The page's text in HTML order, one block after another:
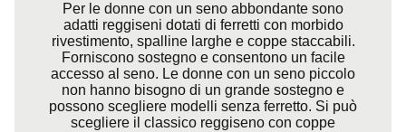
Per le donne con un seno abbondante sono
adatti reggiseni dotati di ferretti con morbido
rivestimento, spalline larghe e coppe staccabili.
Forniscono sostegno e consentono un facile
accesso al seno. Le donne con un seno piccolo
non hanno bisogno di un grande sostegno e
possono scegliere modelli senza ferretto. Si può
scegliere il classico reggiseno con coppe